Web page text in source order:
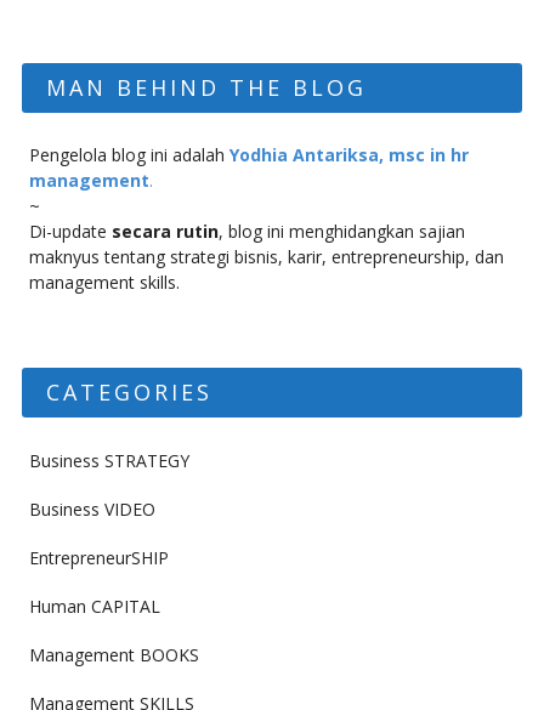
MAN BEHIND THE BLOG
Pengelola blog ini adalah Yodhia Antariksa, msc in hr
management.
~
Di-update secara rutin, blog ini menghidangkan sajian
maknyus tentang strategi bisnis, karir, entrepreneurship, dan
management skills.
CATEGORIES
Business STRATEGY
Business VIDEO
EntrepreneurSHIP
Human CAPITAL
Management BOOKS
Management SKILLS